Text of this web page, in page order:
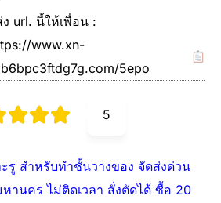
ง url. นี้ให้เพื่อน :
www.xn-
5epo
5
ะรู สำหรับทำชั้นวางของ จัดส่งด่วน
หานคร ไม่ติดเวลา สั่งตัดได้ ซื้อ 20